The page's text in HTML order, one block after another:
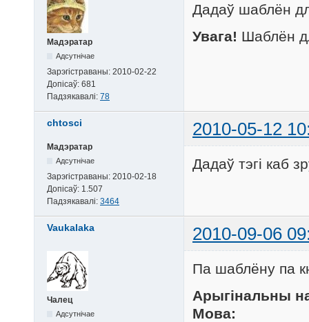
Мадэратар
Адсутнічае
Зарэгістраваны: 2010-02-22
Допісаў: 681
Падзякавалі: 78
Дадаў шаблён
Увага! Шаблён
chtosci 2010-05-12
Мадэратар
Адсутнічае
Зарэгістраваны: 2010-02-18
Допісаў: 1.507
Падзякавалі: 3464
Дадаў тэгі каб
Vaukalaka 2010-09-06
Чалец
Адсутнічае
Па шаблёну па
Арыгінальны
Мова: